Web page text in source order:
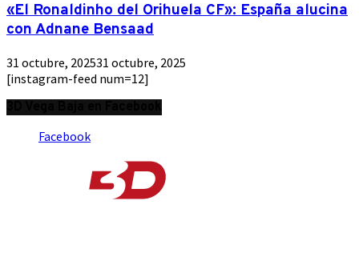
«El Ronaldinho del Orihuela CF»: España alucina
con Adnane Bensaad
31 octubre, 202531 octubre, 2025
[instagram-feed num=12]
Facebook